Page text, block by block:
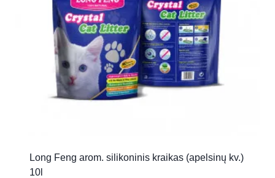
Long Feng arom. silikoninis kraikas (apelsinų kv.)
10l